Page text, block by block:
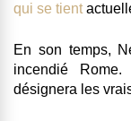
qui se tient
En son temps,
incendié
désignera les